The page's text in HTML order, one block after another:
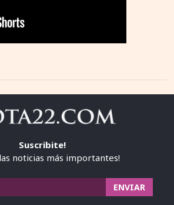
Suscribite!
noticias más importantes!